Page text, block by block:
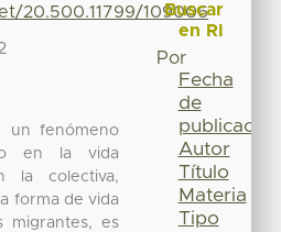
20.500.11799/109006
un fenómeno
en la vida
la colectiva,
forma de vida
migrantes, es
Buscar
en RI
Por
Fecha
de
publicación
Autor
Título
Materia
Tipo